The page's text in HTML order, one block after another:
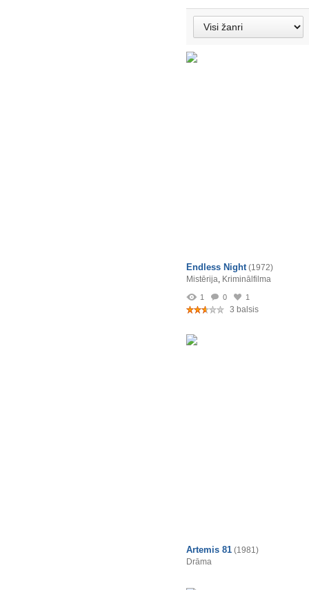
Endless Night (1972)
Mistērija, Kriminālfilma
1 0 1
3 balsis
Artemis 81 (1981)
Drāma